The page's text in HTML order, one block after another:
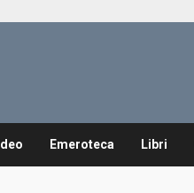
Emeroteca Libri